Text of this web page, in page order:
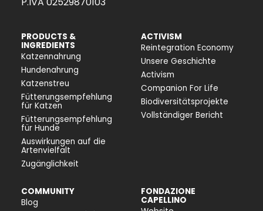
PRODUCTS &
INGREDIENTS
Katzennahrung
Hundenahrung
Katzenstreu
Fütterungsempfehlung
für Katzen
Fütterungsempfehlung
für Hunde
Auswirkungen auf die
Artenvielfalt
Zugänglichkeit
ACTIVISM
Reintegration Economy
Unsere Geschichte
Activism
Companion For Life
Biodiversitätsprojekte
Vollständiger Bericht
COMMUNITY
Blog
FONDAZIONE
CAPELLINO